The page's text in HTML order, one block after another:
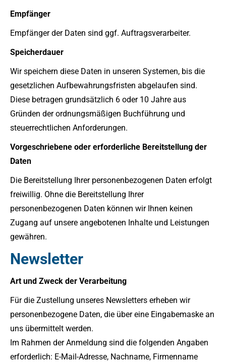
Empfänger
Empfänger der Daten sind ggf. Auftragsverarbeiter.
Speicherdauer
Wir speichern diese Daten in unseren Systemen, bis die
gesetzlichen Aufbewahrungsfristen abgelaufen sind.
Diese betragen grundsätzlich 6 oder 10 Jahre aus
Gründen der ordnungsmäßigen Buchführung und
steuerrechtlichen Anforderungen.
Vorgeschriebene oder erforderliche Bereitstellung der
Daten
Die Bereitstellung Ihrer personenbezogenen Daten erfolgt
freiwillig. Ohne die Bereitstellung Ihrer
personenbezogenen Daten können wir Ihnen keinen
Zugang auf unsere angebotenen Inhalte und Leistungen
gewähren.
Newsletter
Art und Zweck der Verarbeitung
Für die Zustellung unseres Newsletters erheben wir
personenbezogene Daten, die über eine Eingabemaske an
uns übermittelt werden.
Im Rahmen der Anmeldung sind die folgenden Angaben
erforderlich: E-Mail-Adresse, Nachname, Firmenname